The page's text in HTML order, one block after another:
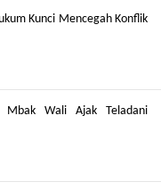
Kunci Mencegah Konflik
Mbak Wali Ajak Teladani